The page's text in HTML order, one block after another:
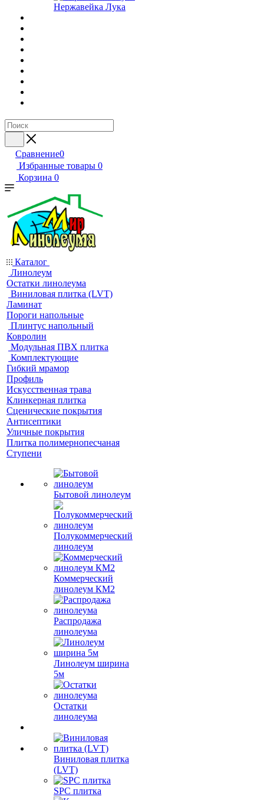
Нержавейка Лука
Сравнение0
Избранные товары 0
Корзина 0
Каталог
Линолеум
Остатки линолеума
Виниловая плитка (LVT)
Ламинат
Пороги напольные
Плинтус напольный
Ковролин
Модульная ПВХ плитка
Комплектующие
Гибкий мрамор
Профиль
Искусственная трава
Клинкерная плитка
Сценические покрытия
Антисептики
Уличные покрытия
Плитка полимернопесчаная
Ступени
Бытовой линолеум
Полукоммерческий
линолеум
Коммерческий
линолеум КМ2
Распродажа
линолеума
Линолеум ширина
5м
Остатки
линолеума
Виниловая плитка
(LVT)
SPC плитка